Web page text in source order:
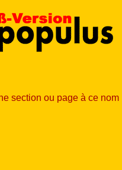
section ou page à ce nom